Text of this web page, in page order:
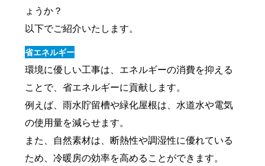
ょうか？
以下でご紹介いたします。
省エネルギー
環境に優しい工事は、エネルギーの消費を抑える
ことで、省エネルギーに貢献します。
例えば、雨水貯留槽や緑化屋根は、水道水や電気
の使用量を減らせます。
また、自然素材は、断熱性や調湿性に優れている
ため、冷暖房の効率を高めることができます。